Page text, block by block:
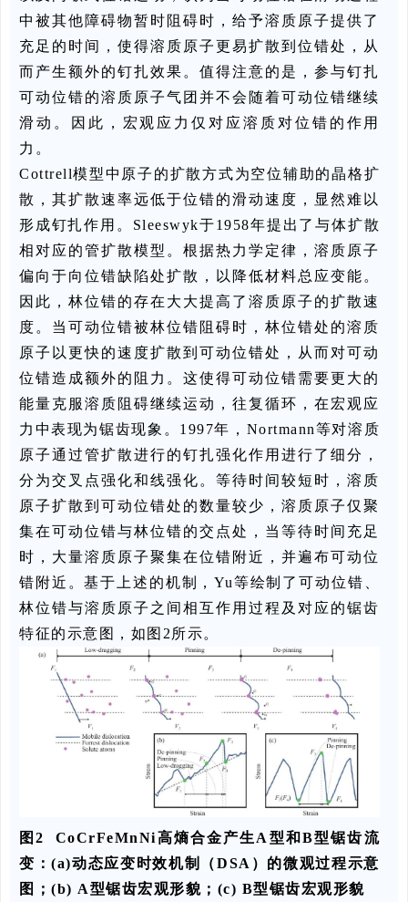
中被其他障碍物暂时阻碍时，给予溶质原子提供了
充足的时间，使得溶质原子更易扩散到位错处，从
而产生额外的钉扎效果。值得注意的是，参与钉扎
可动位错的溶质原子气团并不会随着可动位错继续
滑动。因此，宏观应力仅对应溶质对位错的作用
力。
Cottrell模型中原子的扩散方式为空位辅助的晶格扩
散，其扩散速率远低于位错的滑动速度，显然难以
形成钉扎作用。Sleeswyk于1958年提出了与体扩散
相对应的管扩散模型。根据热力学定律，溶质原子
偏向于向位错缺陷处扩散，以降低材料总应变能。
因此，林位错的存在大大提高了溶质原子的扩散速
度。当可动位错被林位错阻碍时，林位错处的溶质
原子以更快的速度扩散到可动位错处，从而对可动
位错造成额外的阻力。这使得可动位错需要更大的
能量克服溶质阻碍继续运动，往复循环，在宏观应
力中表现为锯齿现象。1997年，Nortmann等对溶质
原子通过管扩散进行的钉扎强化作用进行了细分，
分为交叉点强化和线强化。等待时间较短时，溶质
原子扩散到可动位错处的数量较少，溶质原子仅聚
集在可动位错与林位错的交点处，当等待时间充足
时，大量溶质原子聚集在位错附近，并遍布可动位
错附近。基于上述的机制，Yu等绘制了可动位错、
林位错与溶质原子之间相互作用过程及对应的锯齿
特征的示意图，如图2所示。
图2 CoCrFeMnNi高熵合金产生A型和B型锯齿流
变：(a)动态应变时效机制（DSA）的微观过程示意
图；(b) A型锯齿宏观形貌；(c) B型锯齿宏观形貌